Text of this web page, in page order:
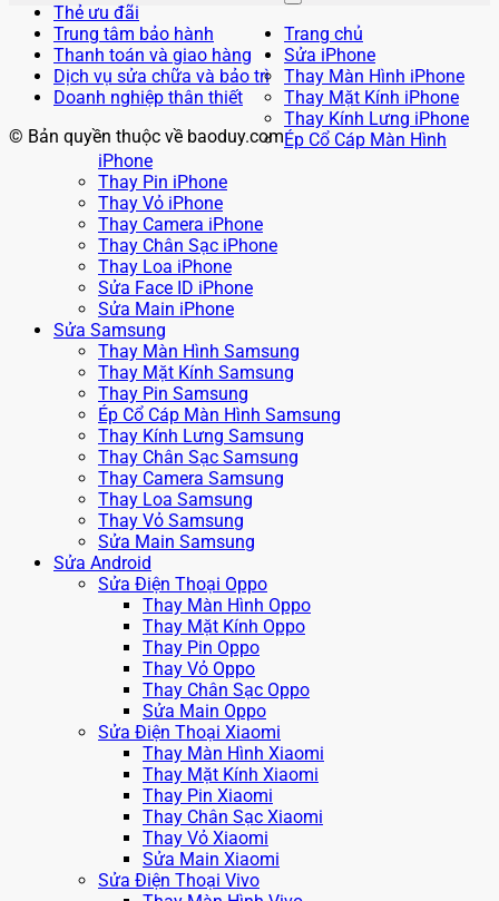
Thẻ ưu đãi
Trung tâm bảo hành
Thanh toán và giao hàng
Dịch vụ sửa chữa và bảo trì
Doanh nghiệp thân thiết
© Bản quyền thuộc về baoduy.com
Trang chủ
Sửa iPhone
Thay Màn Hình iPhone
Thay Mặt Kính iPhone
Thay Kính Lưng iPhone
Ép Cổ Cáp Màn Hình
iPhone
Thay Pin iPhone
Thay Vỏ iPhone
Thay Camera iPhone
Thay Chân Sạc iPhone
Thay Loa iPhone
Sửa Face ID iPhone
Sửa Main iPhone
Sửa Samsung
Thay Màn Hình Samsung
Thay Mặt Kính Samsung
Thay Pin Samsung
Ép Cổ Cáp Màn Hình Samsung
Thay Kính Lưng Samsung
Thay Chân Sạc Samsung
Thay Camera Samsung
Thay Loa Samsung
Thay Vỏ Samsung
Sửa Main Samsung
Sửa Android
Sửa Điện Thoại Oppo
Thay Màn Hình Oppo
Thay Mặt Kính Oppo
Thay Pin Oppo
Thay Vỏ Oppo
Thay Chân Sạc Oppo
Sửa Main Oppo
Sửa Điện Thoại Xiaomi
Thay Màn Hình Xiaomi
Thay Mặt Kính Xiaomi
Thay Pin Xiaomi
Thay Chân Sạc Xiaomi
Thay Vỏ Xiaomi
Sửa Main Xiaomi
Sửa Điện Thoại Vivo